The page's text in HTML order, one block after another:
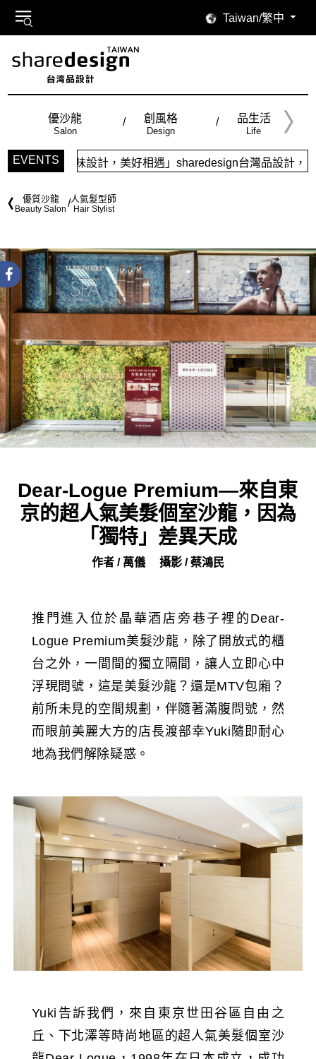
Taiwan/繁中
優沙龍
Salon
創風格
Design
品生活
Life
EVENTS
設計，美好相遇」sharedesign台灣品設計，五大特色主題，
優質沙龍
Beauty Salon
人氣髮型師
Hair Stylist
Dear-Logue Premium—來自東
京的超人氣美髮個室沙龍，因為
「獨特」差異天成
作者 / 萬儀 攝影 / 蔡鴻民
推門進入位於晶華酒店旁巷子裡的Dear-
Logue Premium美髮沙龍，除了開放式的櫃
台之外，一間間的獨立隔間，讓人立即心中
浮現問號，這是美髮沙龍？還是MTV包廂？
前所未見的空間規劃，伴隨著滿腹問號，然
而眼前美麗大方的店長渡部幸Yuki隨即耐心
地為我們解除疑惑。
Yuki告訴我們，來自東京世田谷區自由之
丘、下北澤等時尚地區的超人氣美髮個室沙